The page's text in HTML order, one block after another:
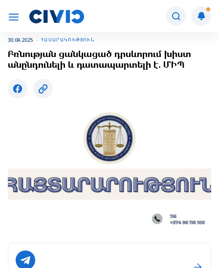
30.04.2025 ՀԱՍԱՐԱԿՈՒԹՅՈՒՆ
Բռնության ցանկացած դրսևորում խիստ
անընդունելի և դատապարտելի է. ՄԻՊ